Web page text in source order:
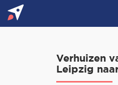
Verhuizen
Leipzig